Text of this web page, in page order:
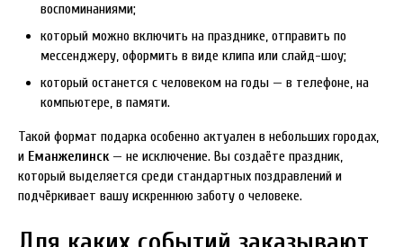
воспоминаниями;
который можно включить на празднике, отправить по
мессенджеру, оформить в виде клипа или слайд-шоу;
который останется с человеком на годы — в телефоне, на
компьютере, в памяти.
Такой формат подарка особенно актуален в небольших городах,
и Еманжелинск— не исключение. Вы создаёте праздник,
который выделяется среди стандартных поздравлений и
подчёркивает вашу искреннюю заботу о человеке.